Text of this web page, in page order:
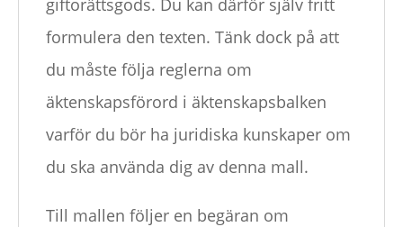
giftorättsgods. Du kan därför själv fritt
formulera den texten. Tänk dock på att
du måste följa reglerna om
äktenskapsförord i äktenskapsbalken
varför du bör ha juridiska kunskaper om
du ska använda dig av denna mall.
Till mallen följer en begäran om